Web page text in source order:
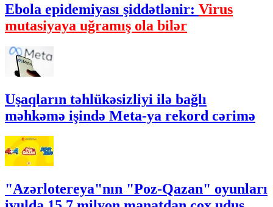
Ebola epidemiyası şiddətlənir: Virus
mutasiyaya uğramış ola bilər
Uşaqların təhlükəsizliyi ilə bağlı
məhkəmə işində Meta-ya rekord cərimə
"Azərlotereya"nın "Poz-Qazan" oyunları